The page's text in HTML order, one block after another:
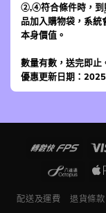
②,④符合條件時，到
品加入購物袋，系統
本身價值。
數量有數，送完即止
優惠更新日期：
配送及運費 退貨條款